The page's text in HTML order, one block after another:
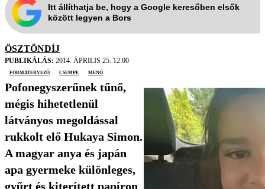
Itt állíthatja be, hogy a Google keresőben elsők
között legyen a Bors
ÖSZTÖNDÍJ
PUBLIKÁLÁS: 2014. ÁPRILIS 25. 12:00
formatervező
csempe menő
Pofonegyszerűnek tűnő,
mégis hihetetlenül
látványos megoldással
rukkolt elő Hukaya Simon.
A magyar anya és japán
apa gyermeke különleges,
gyűrt és kiterített papíron